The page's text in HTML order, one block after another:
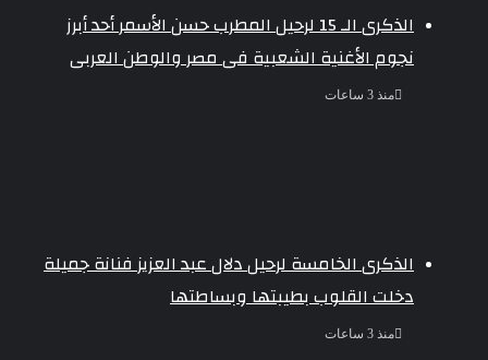
الذكرى الـ 15 لرحيل المطرب حسن الأسمر أحد أبرز
نجوم الأغنية الشعبية فى مصر والوطن العربى
منذ 3 ساعات
الذكرى الخامسة لرحيل دلال عبد العزيز فنانة جميلة
دخلت القلوب بطيبتها وبساطتها
منذ 3 ساعات